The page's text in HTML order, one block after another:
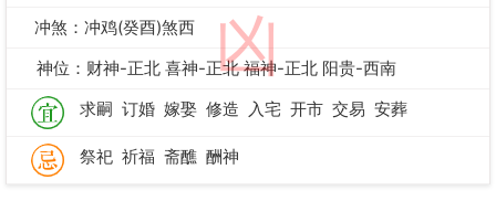
凶
冲煞：冲鸡(癸酉)煞西
神位：财神-正北 喜神-正北 福神-正北 阳贵-西南
求嗣 订婚 嫁娶 修造 入宅 开市 交易 安葬
祭祀 祈福 斋醮 酬神